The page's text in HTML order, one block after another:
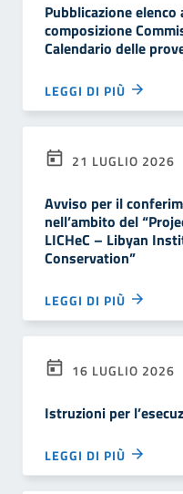
Pubblicazione
composizione
Calendario delle
LEGGI DI PIÙ
21 LUGLIO 2026
Avviso per il
nell’ambito del
LICHeC – Libyan
Conservation”
LEGGI DI PIÙ
16 LUGLIO 2026
Istruzioni per
LEGGI DI PIÙ